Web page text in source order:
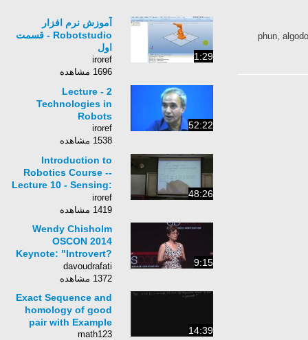
phun,
1:29
آموزش نرم افزار
Robotstudio - قسمت
اول
iroref
1696 مشاهده
52:22
Lecture - 2
Technologies in
Robots
iroref
1538 مشاهده
48:26
Introduction to
Robotics Course --
Lecture 10 - Sensing:
LIDAR and Encoders
iroref
1419 مشاهده
9:15
Wendy Chisholm
OSCON 2014
Keynote: "Introvert?
Extrovert?
Klingon?..."
davoudrafati
1372 مشاهده
14:39
Exact Sequence and
homology of good
pair with Example
math123